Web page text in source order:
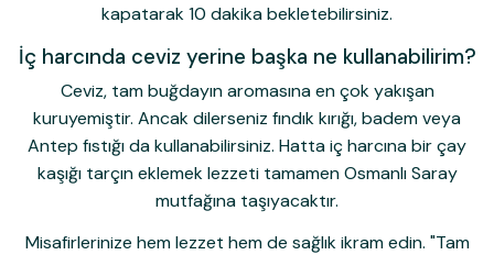
kapatarak 10 dakika bekletebilirsiniz.
İç harcında ceviz yerine başka ne kullanabilirim?
Ceviz, tam buğdayın aromasına en çok yakışan
kuruyemiştir. Ancak dilerseniz fındık kırığı, badem veya
Antep fıstığı da kullanabilirsiniz. Hatta iç harcına bir çay
kaşığı tarçın eklemek lezzeti tamamen Osmanlı Saray
mutfağına taşıyacaktır.
Misafirlerinize hem lezzet hem de sağlık ikram edin. "Tam